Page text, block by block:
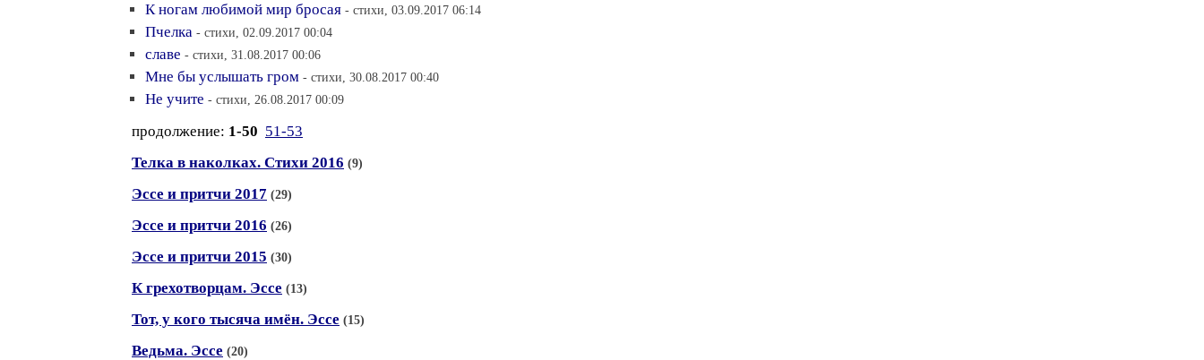
К ногам любимой мир бросая - стихи, 03.09.2017 06:14
Пчелка - стихи, 02.09.2017 00:04
славе - стихи, 31.08.2017 00:06
Мне бы услышать гром - стихи, 30.08.2017 00:40
Не учите - стихи, 26.08.2017 00:09
продолжение: 1-50 51-53
Телка в наколках. Стихи 2016 (9)
Эссе и притчи 2017 (29)
Эссе и притчи 2016 (26)
Эссе и притчи 2015 (30)
К грехотворцам. Эссе (13)
Тот, у кого тысяча имён. Эссе (15)
Ведьма. Эссе (20)